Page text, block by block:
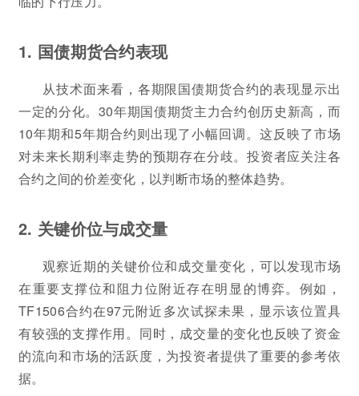
1. 国债期货合约表现
从技术面来看，各期限国债期货合约的表现显示出
一定的分化。30年期国债期货主力合约创历史新高，而
10年期和5年期合约则出现了小幅回调。这反映了市场
对未来长期利率走势的预期存在分歧。投资者应关注各
合约之间的价差变化，以判断市场的整体趋势。
2. 关键价位与成交量
观察近期的关键价位和成交量变化，可以发现市场
在重要支撑位和阻力位附近存在明显的博弈。例如，
TF1506合约在97元附近多次试探未果，显示该位置具
有较强的支撑作用。同时，成交量的变化也反映了资金
的流向和市场的活跃度，为投资者提供了重要的参考依
据。